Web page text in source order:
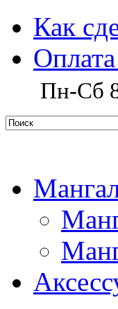
Как
Пн-Сб